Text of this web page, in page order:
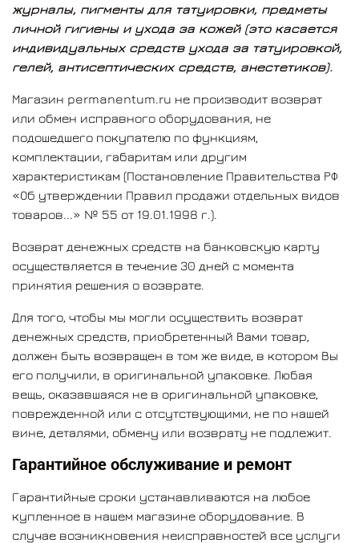
журналы, пигменты для татуировки, предметы
личной гигиены и ухода за кожей (это касается
индивидуальных средств ухода за татуировкой,
гелей, антисептических средств, анестетиков).
Магазин permanentum.ru не производит возврат
или обмен исправного оборудования, не
подошедшего покупателю по функциям,
комплектации, габаритам или другим
характеристикам (Постановление Правительства РФ
«Об утверждении Правил продажи отдельных видов
товаров...» № 55 от 19.01.1998 г.).
Возврат денежных средств на банковскую карту
осуществляется в течение 30 дней с момента
принятия решения о возврате.
Для того, чтобы мы могли осуществить возврат
денежных средств, приобретенный Вами товар,
должен быть возвращен в том же виде, в котором Вы
его получили, в оригинальной упаковке. Любая
вещь, оказавшаяся не в оригинальной упаковке,
поврежденной или с отсутствующими, не по нашей
вине, деталями, обмену или возврату не подлежит.
Гарантийное обслуживание и ремонт
Гарантийные сроки устанавливаются на любое
купленное в нашем магазине оборудование. В
случае возникновения неисправностей все услуги